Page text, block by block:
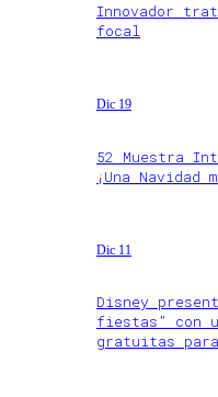
Innovador
focal
Dic 19
52 Muestra
¡Una Navidad
Dic 11
Disney
fiestas” con
gratuitas